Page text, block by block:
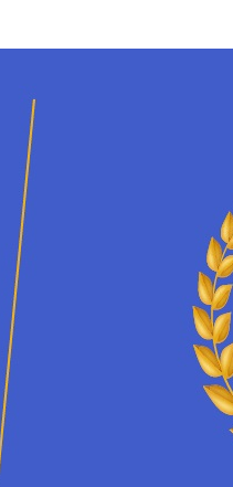
이는 7가지 비밀
실이 된다
는 방법
히 하다
다
방법
서
니다
는 공식
15가지 기술
이 되고 싶다면